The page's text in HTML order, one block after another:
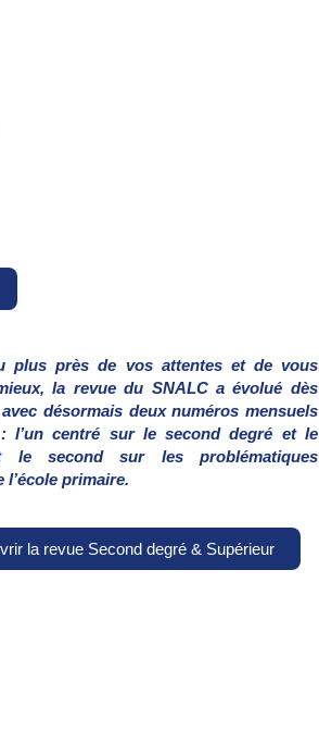
plus près de vos attentes et de vous
la revue du SNALC aévolué dès
désormais deux numéros mensuels
:l’un centré sur le second degré et le
le second sur les problématiques
l’école primaire.
la revue Second degré & Supérieur